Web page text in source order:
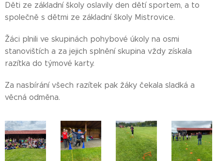
Děti ze základní školy oslavily den dětí sportem, a to
společně s dětmi ze základní školy Mistrovice.
Žáci plnili ve skupinách pohybové úkoly na osmi
stanovištích a za jejich splnění skupina vždy získala
razítka do týmové karty.
Za nasbírání všech razítek pak žáky čekala sladká a
věcná odměna.